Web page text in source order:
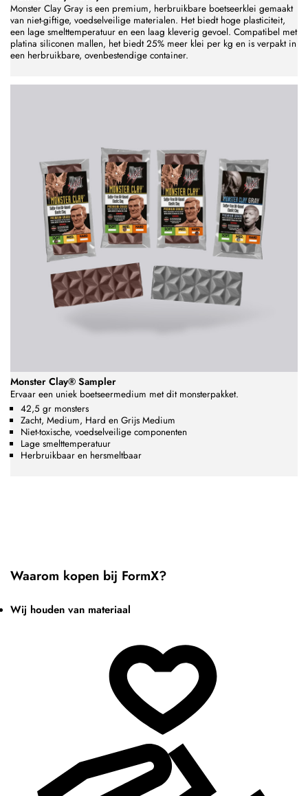
Monster Clay Gray is een premium, herbruikbare boetseerklei gemaakt
van niet-giftige, voedselveilige materialen. Het biedt hoge plasticiteit,
een lage smelttemperatuur en een laag kleverig gevoel. Compatibel met
platina siliconen mallen, het biedt 25% meer klei per kg en is verpakt in
een herbruikbare, ovenbestendige container.
Monster Clay® Sampler
Ervaar een uniek boetseermedium met dit monsterpakket.
42,5 gr monsters
Zacht, Medium, Hard en Grijs Medium
Niet-toxische, voedselveilige componenten
Lage smelttemperatuur
Herbruikbaar en hersmeltbaar
Waarom kopen bij FormX?
Wij houden van materiaal